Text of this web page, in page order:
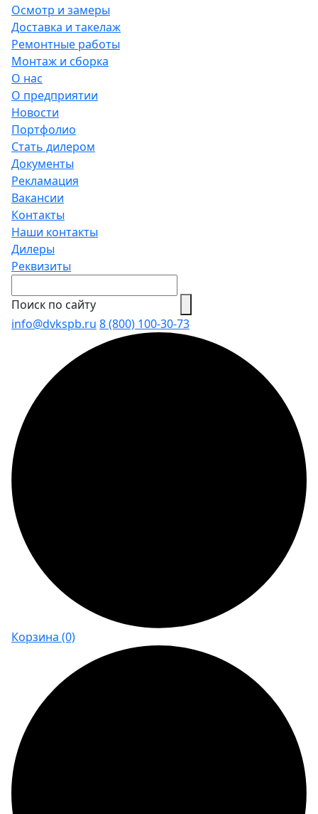
Осмотр и замеры
Доставка и такелаж
Ремонтные работы
Монтаж и сборка
О нас
О предприятии
Новости
Портфолио
Стать дилером
Документы
Рекламация
Вакансии
Контакты
Наши контакты
Дилеры
Реквизиты
Поиск по сайту
info@dvkspb.ru 8 (800) 100-30-73
Корзина (0)